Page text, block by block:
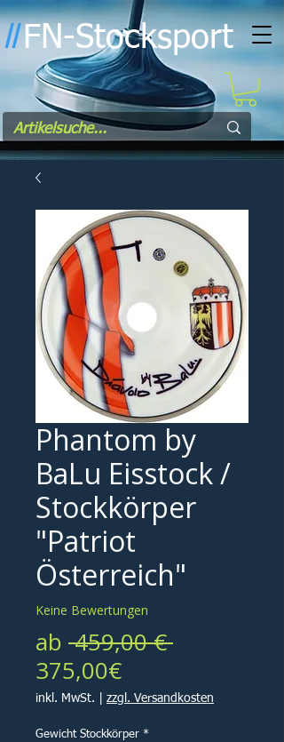
ll FN-Stocksport
Phantom by
BaLu Eisstock /
Stockkörper
"Patriot
Österreich"
Keine Bewertungen
ab 459,00 €
375,00€Sale-
Preis
inkl. MwSt. zzgl. Versandkosten
Gewicht Stockkörper *